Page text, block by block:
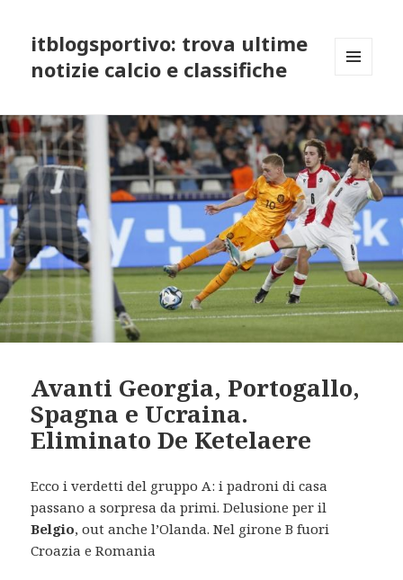
itblogsportivo: trova ultime
notizie calcio e classifiche
WIDGETS
Avanti Georgia, Portogallo,
Spagna e Ucraina.
Eliminato De Ketelaere
Ecco i verdetti del gruppo A: i padroni di casa
passano a sorpresa da primi. Delusione per il
Belgio, out anche l’Olanda. Nel girone B fuori
Croazia e Romania